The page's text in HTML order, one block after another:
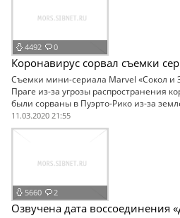
4492 0
Коронавирус сорвал съемки
Съемки мини-сериала Marvel «Сокол
Праге из-за угрозы распространения
были сорваны в Пуэрто-Рико из-за
11.03.2020 21:55
5660 2
Озвучена дата воссоединения